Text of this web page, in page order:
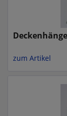
zum Artikel